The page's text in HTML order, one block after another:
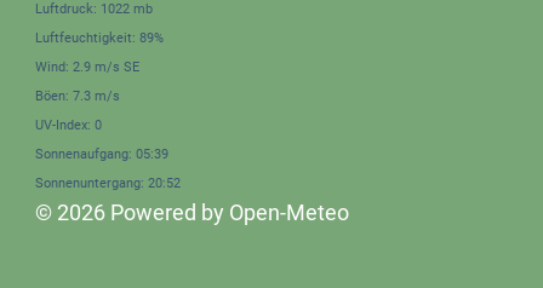
Luftdruck: 1022 mb
Luftfeuchtigkeit: 89%
Wind: 2.9 m/s SE
Böen: 7.3 m/s
UV-Index: 0
Sonnenaufgang: 05:39
Sonnenuntergang: 20:52
© 2026 Powered by Open-Meteo